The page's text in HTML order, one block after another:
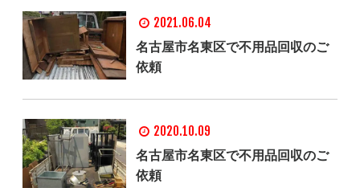
2021.06.04
名古屋市名東区で不用品回収のご
依頼
2020.10.09
名古屋市名東区で不用品回収のご
依頼